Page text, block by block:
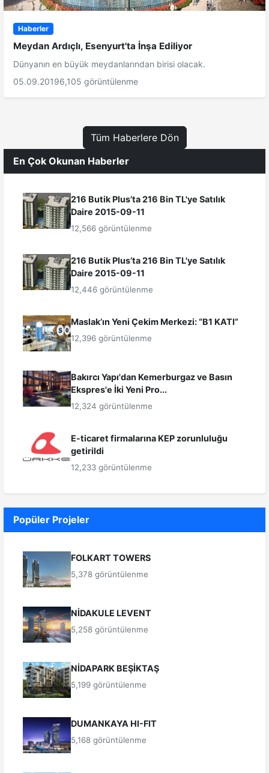
Haberler
Meydan Ardıçlı, Esenyurt'ta İnşa Ediliyor
Dünyanın en büyük meydanlarından birisi olacak.
05.09.20196,105 görüntülenme
Tüm Haberlere Dön
En Çok Okunan Haberler
216 Butik Plus’ta 216 Bin TL'ye Satılık
Daire 2015-09-11
12,566 görüntülenme
216 Butik Plus’ta 216 Bin TL'ye Satılık
Daire 2015-09-11
12,446 görüntülenme
Maslak’ın Yeni Çekim Merkezi: “B1 KATI”
12,396 görüntülenme
Bakırcı Yapı'dan Kemerburgaz ve Basın
Ekspres'e İki Yeni Pro...
12,324 görüntülenme
E-ticaret firmalarına KEP zorunluluğu
getirildi
12,233 görüntülenme
Popüler Projeler
FOLKART TOWERS
5,378 görüntülenme
NİDAKULE LEVENT
5,258 görüntülenme
NİDAPARK BEŞİKTAŞ
5,199 görüntülenme
DUMANKAYA HI-FIT
5,168 görüntülenme